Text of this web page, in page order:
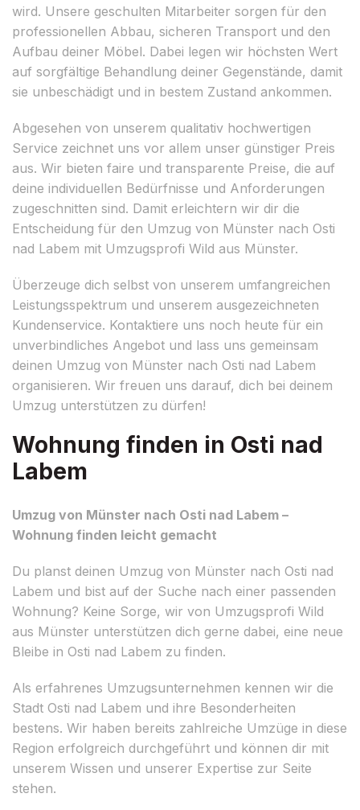
wird. Unsere geschulten Mitarbeiter sorgen für den
professionellen Abbau, sicheren Transport und den
Aufbau deiner Möbel. Dabei legen wir höchsten Wert
auf sorgfältige Behandlung deiner Gegenstände, damit
sie unbeschädigt und in bestem Zustand ankommen.
Abgesehen von unserem qualitativ hochwertigen
Service zeichnet uns vor allem unser günstiger Preis
aus. Wir bieten faire und transparente Preise, die auf
deine individuellen Bedürfnisse und Anforderungen
zugeschnitten sind. Damit erleichtern wir dir die
Entscheidung für den Umzug von Münster nach Osti
nad Labem mit Umzugsprofi Wild aus Münster.
Überzeuge dich selbst von unserem umfangreichen
Leistungsspektrum und unserem ausgezeichneten
Kundenservice. Kontaktiere uns noch heute für ein
unverbindliches Angebot und lass uns gemeinsam
deinen Umzug von Münster nach Osti nad Labem
organisieren. Wir freuen uns darauf, dich bei deinem
Umzug unterstützen zu dürfen!
Wohnung finden in Osti nad
Labem
Umzug von Münster nach Osti nad Labem –
Wohnung finden leicht gemacht
Du planst deinen Umzug von Münster nach Osti nad
Labem und bist auf der Suche nach einer passenden
Wohnung? Keine Sorge, wir von Umzugsprofi Wild
aus Münster unterstützen dich gerne dabei, eine neue
Bleibe in Osti nad Labem zu finden.
Als erfahrenes Umzugsunternehmen kennen wir die
Stadt Osti nad Labem und ihre Besonderheiten
bestens. Wir haben bereits zahlreiche Umzüge in diese
Region erfolgreich durchgeführt und können dir mit
unserem Wissen und unserer Expertise zur Seite
stehen.